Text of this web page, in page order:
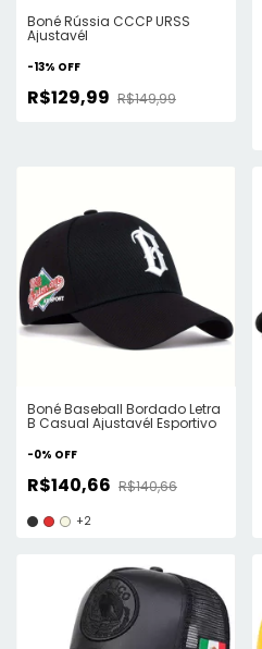
Boné Rússia CCCP URSS
Ajustavél
-13% OFF
R$129,99 R$149,99
Boné Baseball Bordado Letra
B Casual Ajustavél Esportivo
-0% OFF
R$140,66 R$140,66
+2